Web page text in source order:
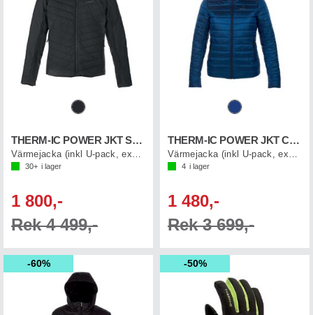
THERM-IC POWER JKT SPEED MEN
30+ i lager
1 800,-
Rek 4 499,-
THERM-IC POWER JKT CASUAL WMN
4 i lager
1 480,-
Rek 3 699,-
60% 50%